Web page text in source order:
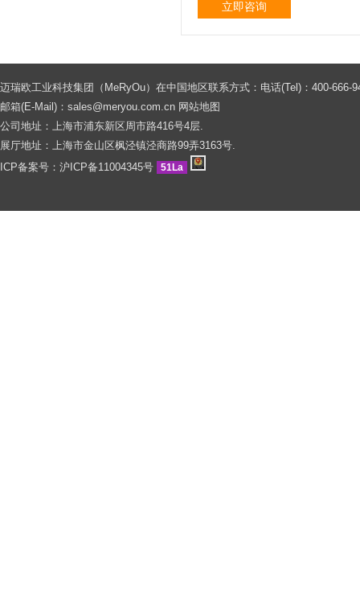
立即咨询
迈瑞欧工业科技集团（MeRyOu）在中国地区联系方式：电话(Tel)：400-666-
邮箱(E-Mail)： sales@meryou.com.cn 网站地图
公司地址：上海市浦东新区周市路416号4层.
展厅地址：上海市金山区枫泾镇泾商路99弄3163号.
ICP备案号： 沪ICP备11004345号 51La